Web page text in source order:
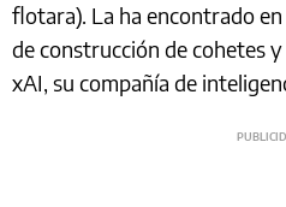
flotara). La ha encontrado en
de construcción de cohetes
xAI, su compañía de